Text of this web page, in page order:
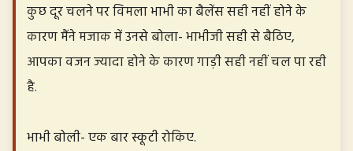
कुछ दूर चलने पर विमला भाभी का बैलेंस सही नहीं होने के
कारण मैंने मजाक में उनसे बोला- भाभीजी सही से बैठिए,
आपका वजन ज्यादा होने के कारण गाड़ी सही नहीं चल पा रही
है.
भाभी बोली- एक बार स्कूटी रोकिए.